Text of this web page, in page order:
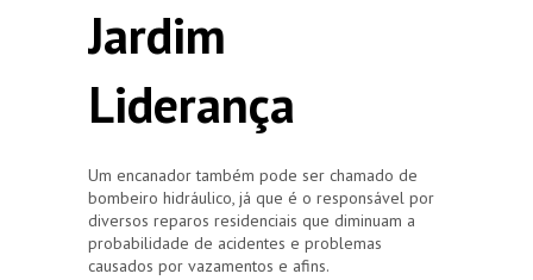
Jardim
Liderança
Um encanador também pode ser chamado de
bombeiro hidráulico, já que é o responsável por
diversos reparos residenciais que diminuam a
probabilidade de acidentes e problemas
causados por vazamentos e afins.